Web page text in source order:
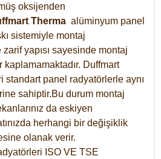
oksijenden
Therma alüminyum panel
sistemiyle montaj
yapısı sayesinde montaj
kaplamamaktadır. Duffmart
standart panel radyatörlerle aynı
sahiptir.Bu durum montaj
da eskiyen
herhangi bir değişiklik
olanak verir.
ISO VE TSE